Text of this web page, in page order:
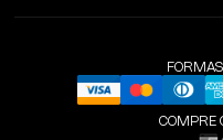
COMPRE